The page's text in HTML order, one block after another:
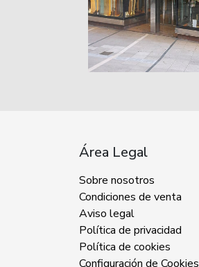
Área Legal
Sobre nosotros
Condiciones de venta
Aviso legal
Política de privacidad
Política de cookies
Configuración de Cookies